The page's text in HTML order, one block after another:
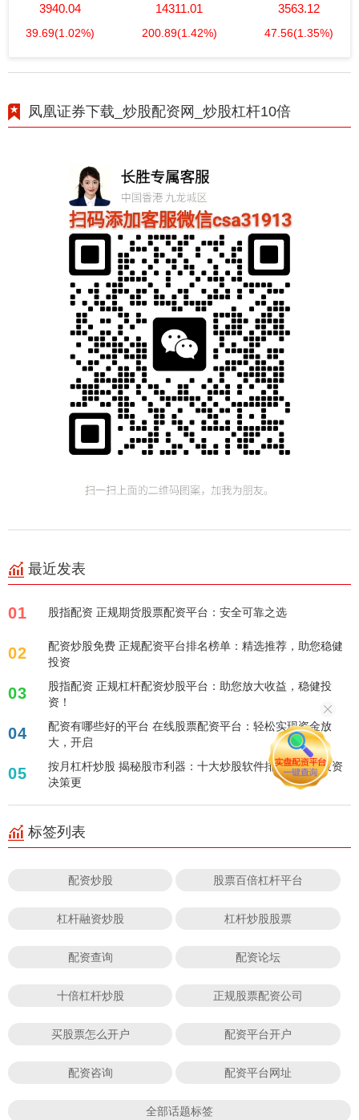
3940.04
39.69(1.02%)
14311.01
200.89(1.42%)
3563.12
47.56(1.35%)
凤凰证券下载_炒股配资网_炒股杠杆10倍
最近发表
01 股指配资 正规期货股票配资平台：安全可靠之选
02
配资炒股免费 正规配资平台排名榜单：精选推荐，助您稳健
投资
03
股指配资 正规杠杆配资炒股平台：助您放大收益，稳健投
资！
04
配资有哪些好的平台 在线股票配资平台：轻松实现资金放
大，开启
05
按月杠杆炒股 揭秘股市利器：十大炒股软件排行，助你投资
决策更
标签列表
配资炒股 股票百倍杠杆平台
杠杆融资炒股 杠杆炒股股票
配资查询 配资论坛
十倍杠杆炒股 正规股票配资公司
买股票怎么开户 配资平台开户
配资咨询 配资平台网址
全部话题标签